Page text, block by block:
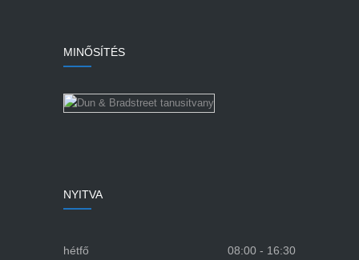
MINŐSÍTÉS
NYITVA
hétfő 08:00 - 16:30